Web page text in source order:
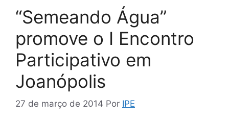
“Semeando Água”
promove o I Encontro
Participativo em
Joanópolis
27 de março de 2014 Por IPE